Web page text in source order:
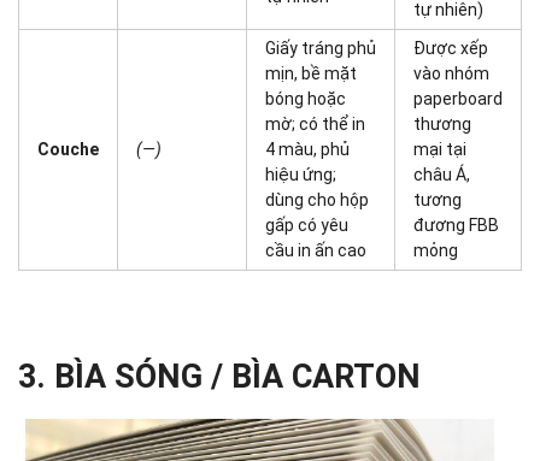
tự nhiên)
Couche (—)
Giấy tráng phủ
mịn, bề mặt
bóng hoặc
mờ; có thể in
4 màu, phủ
hiệu ứng;
dùng cho hộp
gấp có yêu
cầu in ấn cao
Được xếp
vào nhóm
paperboard
thương
mại tại
châu Á,
tương
đương FBB
mỏng
3. BÌA SÓNG / BÌA CARTON